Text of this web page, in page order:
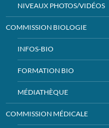
NIVEAUX PHOTOS/VIDÉOS
COMMISSION BIOLOGIE
INFOS-BIO
FORMATION BIO
MÉDIATHÈQUE
COMMISSION MÉDICALE